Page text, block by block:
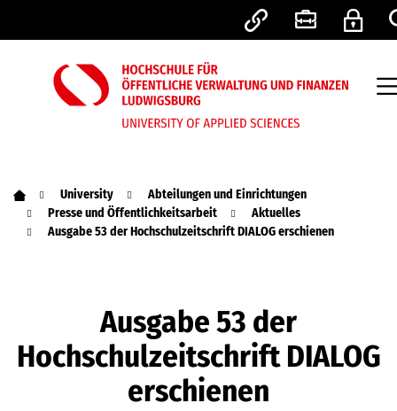
University
Abteilungen und Einrichtungen
Presse und Öffentlichkeitsarbeit
Aktuelles
Ausgabe 53 der Hochschulzeitschrift DIALOG erschienen
Ausgabe 53 der
Hochschulzeitschrift DIALOG
erschienen